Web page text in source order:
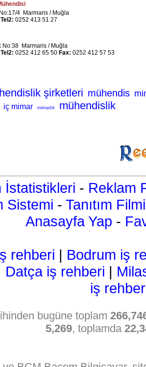
4 Marmaris / Muğla
Tel2: 0252 413 51 27
No:38 Marmaris / Muğla
Tel2: 0252 412 65 50 Fax: 0252 412 57 53
şirketleri mühendis
iç mimar mimarlık mühendislik
İstatistikleri - Reklam
Sistemi - Tanıtım Filmi
Anasayfa Yap -
rehberi | Bodrum iş
Datça iş rehberi |
iş
bugüne toplam
5,269, toplamda